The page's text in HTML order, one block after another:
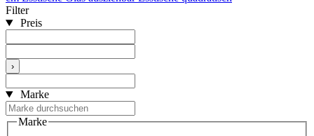
Filter
Preis
›
Marke
Marke